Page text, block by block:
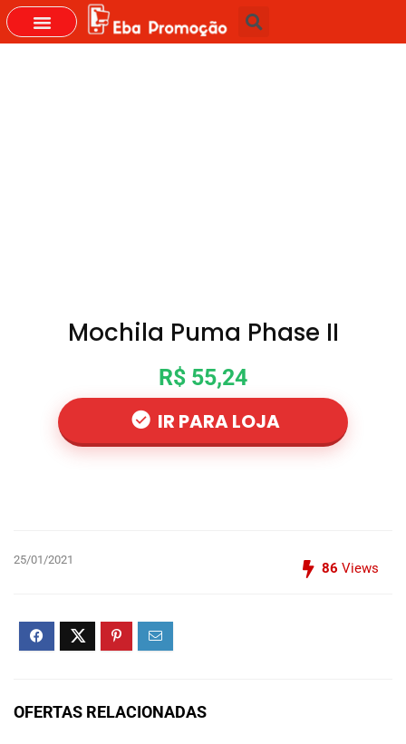
Mochila Puma Phase II
R$ 55,24
IR PARA LOJA
25/01/2021
86 Views
OFERTAS RELACIONADAS